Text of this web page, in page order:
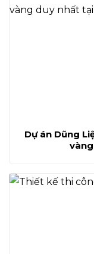
Dự án Dũng